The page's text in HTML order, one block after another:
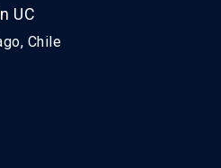
UC
Chile